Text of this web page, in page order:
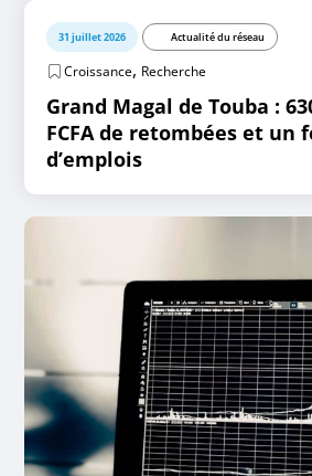
31 juillet 2026 Actualité du réseau
Croissance, Recherche
Grand Magal de Touba :
FCFA de retombées et
d’emplois